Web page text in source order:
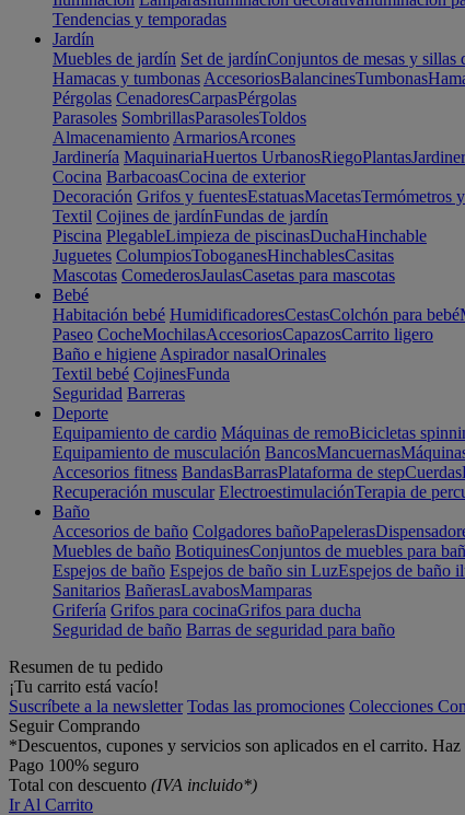
Tendencias y temporadas
Jardín
Muebles de jardín Set de jardínConjuntos de mesas y sillas
Hamacas y tumbonas AccesoriosBalancinesTumbonas
Pérgolas CenadoresCarpasPérgolas
Parasoles SombrillasParasolesToldos
Almacenamiento ArmariosArcones
Jardinería MaquinariaHuertos UrbanosRiegoPlantas
Cocina BarbacoasCocina de exterior
Decoración Grifos y fuentesEstatuasMacetasTermómetros
Textil Cojines de jardínFundas de jardín
Piscina PlegableLimpieza de piscinasDuchaHinchable
Juguetes ColumpiosToboganesHinchablesCasitas
Mascotas ComederosJaulasCasetas para mascotas
Bebé
Habitación bebé HumidificadoresCestasColchón para bebé
Paseo CocheMochilasAccesoriosCapazosCarrito ligero
Baño e higiene Aspirador nasalOrinales
Textil bebé CojinesFunda
Seguridad Barreras
Deporte
Equipamiento de cardio Máquinas de remoBicicletas
Equipamiento de musculación BancosMancuernas
Accesorios fitness BandasBarrasPlataforma de stepCuerdas
Recuperación muscular ElectroestimulaciónTerapia de
Baño
Accesorios de baño Colgadores bañoPapeleras
Muebles de baño BotiquinesConjuntos de muebles para
Espejos de baño Espejos de baño sin LuzEspejos de baño
Sanitarios BañerasLavabosMamparas
Grifería Grifos para cocinaGrifos para ducha
Seguridad de baño Barras de seguridad para baño
Resumen de tu pedido
¡Tu carrito está vacío!
Suscríbete a la newsletter Todas las promociones Colecciones
Seguir Comprando
*Descuentos, cupones y servicios son aplicados en el carrito.
Pago 100% seguro
Total con descuento (IVA incluido*)
Ir Al Carrito